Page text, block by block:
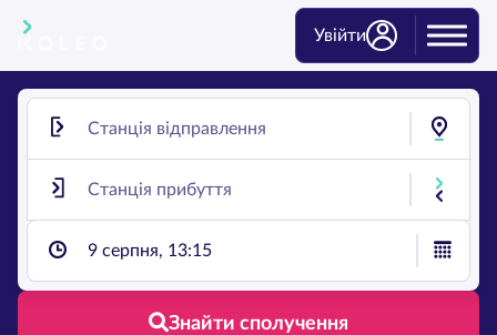
Увійти
9 серпня, 13:15
Знайти сполучення